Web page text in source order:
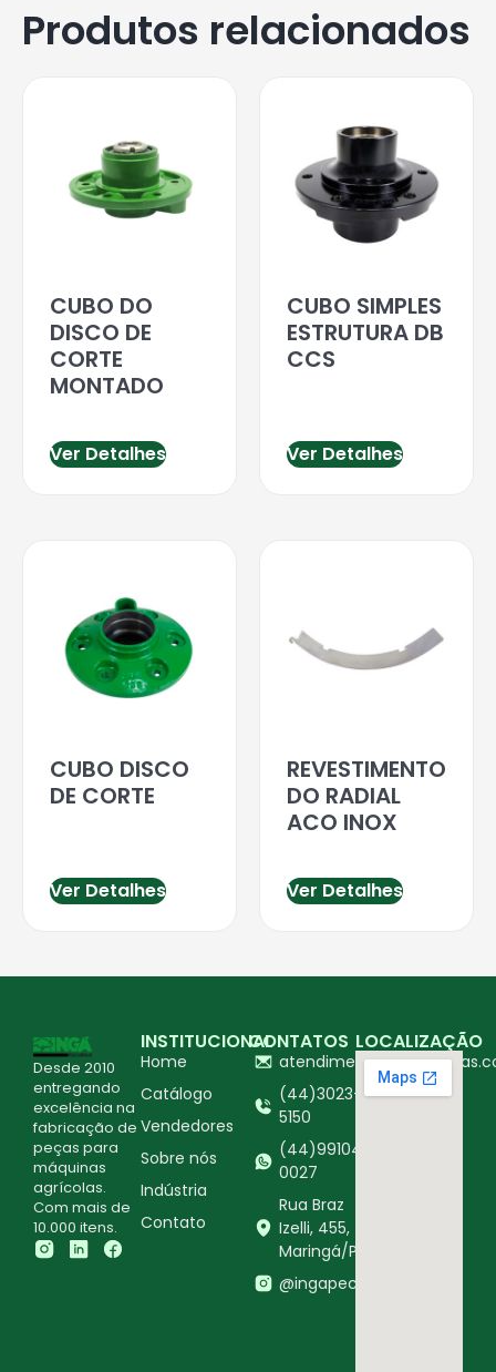
Produtos relacionados
CUBO DO
DISCO DE
CORTE
MONTADO
Ver Detalhes
CUBO SIMPLES
ESTRUTURA DB
CCS
Ver Detalhes
CUBO DISCO
DE CORTE
Ver Detalhes
REVESTIMENTO
DO RADIAL
ACO INOX
Ver Detalhes
Desde 2010
entregando
excelência na
fabricação de
peças para
máquinas
agrícolas.
Com mais de
10.000 itens.
INSTITUCIONAL
Home
Catálogo
Vendedores
Sobre nós
Indústria
Contato
CONTATOS
(44)3023-
5150
(44)99104-
0027
Rua Braz
Izelli, 455,
Maringá/PR
@ingapecasagricolas
LOCALIZAÇÃO